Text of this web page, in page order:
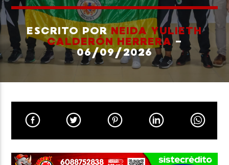
CANCIÓN ACTUAL
TÍTULO
ARTISTA
Neiva Estereo
ESCRITO PORNEIDA YULIETH
CALDERÓN HERRERA-
06/09/2026